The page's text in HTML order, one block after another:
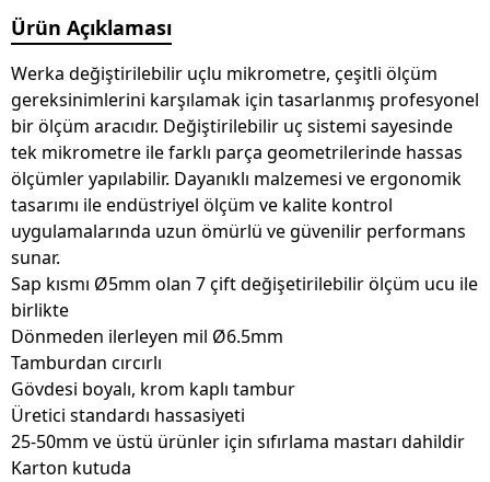
Ürün Açıklaması
Werka değiştirilebilir uçlu mikrometre, çeşitli ölçüm
gereksinimlerini karşılamak için tasarlanmış profesyonel
bir ölçüm aracıdır. Değiştirilebilir uç sistemi sayesinde
tek mikrometre ile farklı parça geometrilerinde hassas
ölçümler yapılabilir. Dayanıklı malzemesi ve ergonomik
tasarımı ile endüstriyel ölçüm ve kalite kontrol
uygulamalarında uzun ömürlü ve güvenilir performans
sunar.
Sap kısmı Ø5mm olan 7 çift değişetirilebilir ölçüm ucu ile
birlikte
Dönmeden ilerleyen mil Ø6.5mm
Tamburdan cırcırlı
Gövdesi boyalı, krom kaplı tambur
Üretici standardı hassasiyeti
25-50mm ve üstü ürünler için sıfırlama mastarı dahildir
Karton kutuda